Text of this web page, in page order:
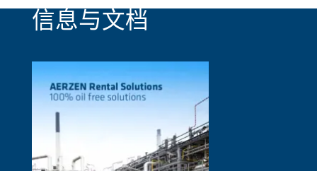
信息与文档